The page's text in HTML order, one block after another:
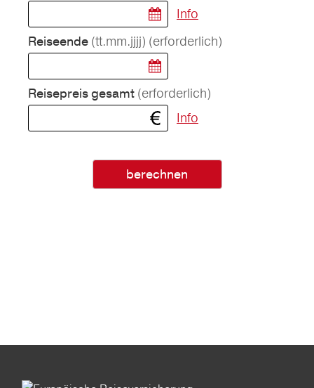
Info
Reiseende (tt.mm.jjjj) (erforderlich)
Reisepreis gesamt (erforderlich)
Info
berechnen